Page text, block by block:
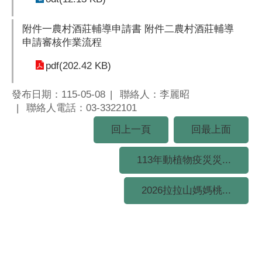
附件一農村酒莊輔導申請書 附件二農村酒莊輔導
申請審核作業流程
pdf(202.42 KB)
發布日期：115-05-08
聯絡人：李麗昭
聯絡人電話：03-3322101
回上一頁
回最上面
113年動植物疫災災...
2026拉拉山媽媽桃...